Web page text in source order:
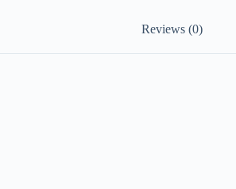
Reviews (0)